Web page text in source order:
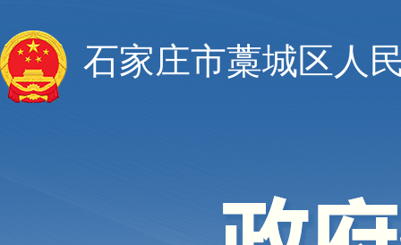
石家庄市藁城区人